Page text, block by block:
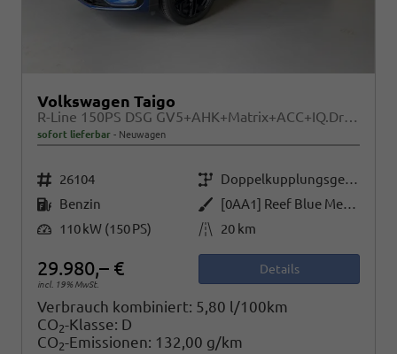
Volkswagen Taigo
R-Line 150PS DSG GV5+AHK+Matrix+ACC+IQ.Drive+Black+Kamera+Keyless+Alu18
sofort lieferbar Neuwagen
Fahrzeugnr. 26104 Getriebe
Doppelkupplungsgetriebe (DSG)
Kraftstoff Benzin Außenfarbe
[0AA1] Reef Blue Metallic / Dach Schwarz
Leistung 110 kW (150 PS) Kilometerstand 20 km
29.980,– €
incl. 19% MwSt.
Details
Verbrauch kombiniert: 5,80 l/100km
CO2-Klasse: D
CO2-Emissionen: 132,00 g/km